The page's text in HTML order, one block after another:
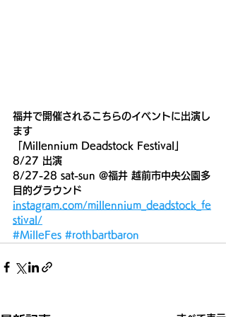
福井で開催されるこちらのイベントに出演し
ます
「Millennium Deadstock Festival」
8/27 出演
8/27-28 sat-sun @福井 越前市中央公園多
目的グラウンド
instagram.com/millennium_deadstock_fe
stival/
#MilleFes #rothbartbaron